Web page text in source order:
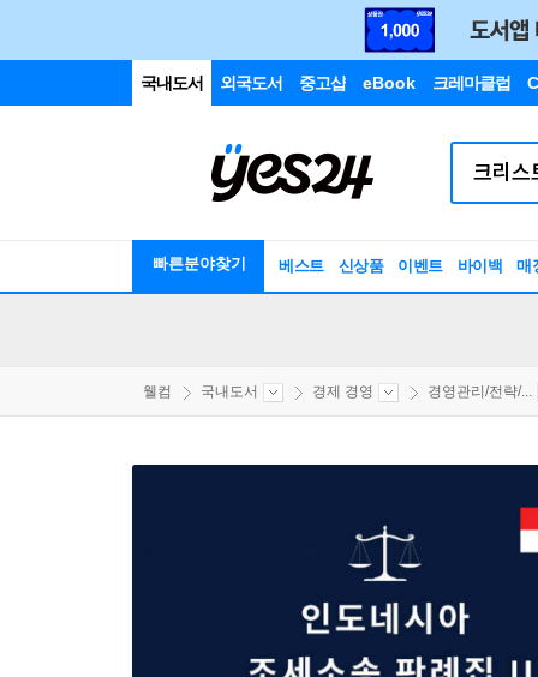
국내도서 외국도서 중고샵 eBook 크레마클럽
빠른분야찾기 베스트 신상품 이벤트 바이백 매
웰컴 국내도서 경제 경영 경영관리/전략/...